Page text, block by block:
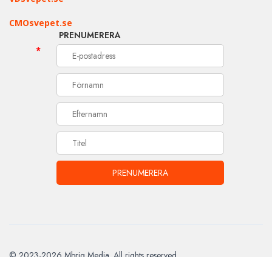
CMOsvepet.se
PRENUMERERA
*